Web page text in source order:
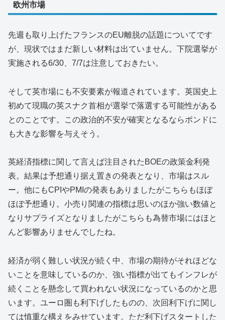
欧州市場
先週も取り上げたフランスのEU離脱の話題についてです
が、現状ではまだ新しい材料は出ていません。下院選挙が
実施される6/30、7/7は注意しておきたい。
そして英市場にも不安要素が報道されています。英国史上
初めて現職の英スナク首相が選挙で落選する可能性がある
とのことです。この政治的不安が確実となるならポンドに
も大きな影響を与えそう。
英経済指標に関して言えば注目されたBOEの政策金利発
表。結果は予想通り据え置きの発表となり、市場はスル
ー。他にもCPIやPMIの発表もありましたがこちらもほぼ
ほぼ予想通り。小売り関連の指標は思いのほか強い数値と
なりサプライズとなりましたがこちらも為替市場にはほと
んど影響ありませんでしたね。
経済が弱く難しい状況が続く中、市場の期待がそれほどな
いことを意味しているのか、強い指標が出てもインフレが
続くことを懸念して買われない状況になっているのかと思
います。ユーロ圏も利下げしたものの、次回利下げに関し
ては慎重な構えをみせています。ただ利下げスタートした